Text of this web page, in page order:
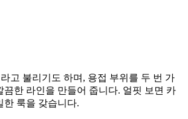
고 불리기도 하며, 용접 부위를 두 번 가
끔한 라인을 만들어 줍니다. 얼핏 보면 카
한 룩을 갖습니다.